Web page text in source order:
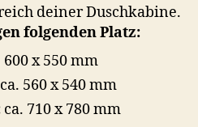
deiner Duschkabine.
folgenden Platz:
600 x 550 mm
ca. 560 x 540 mm
ca. 710 x 780 mm